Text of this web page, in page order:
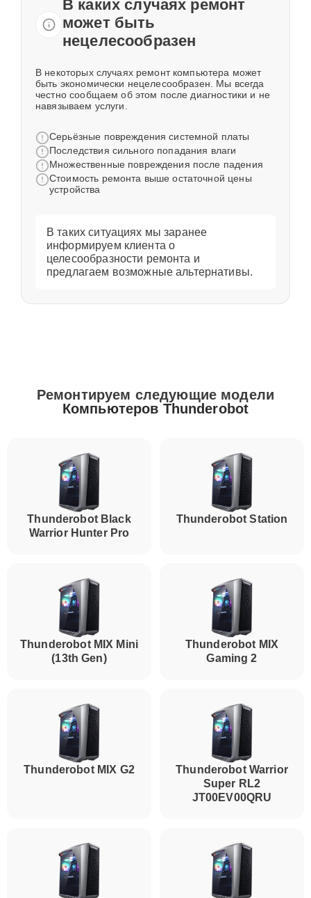
В каких случаях ремонт
может быть
нецелесообразен
В некоторых случаях ремонт компьютера может
быть экономически нецелесообразен. Мы всегда
честно сообщаем об этом после диагностики и не
навязываем услуги.
Серьёзные повреждения системной платы
Последствия сильного попадания влаги
Множественные повреждения после падения
Стоимость ремонта выше остаточной цены
устройства
В таких ситуациях мы заранее
информируем клиента о
целесообразности ремонта и
предлагаем возможные альтернативы.
Ремонтируем следующие модели
Компьютеров Thunderobot
Thunderobot Black
Warrior Hunter Pro
Thunderobot Station
Thunderobot MIX Mini
(13th Gen)
Thunderobot MIX
Gaming 2
Thunderobot MIX G2
Thunderobot Warrior
Super RL2
JT00EV00QRU